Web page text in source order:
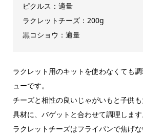
ピクルス：適量
ラクレットチーズ：200g
黒コショウ：適量
ラクレット用のキットを使わなくても
ューです。
チーズと相性の良いじゃがいもと子供
具材に、バゲットと合わせて調理します
ラクレットチーズはフライパンで焦げ